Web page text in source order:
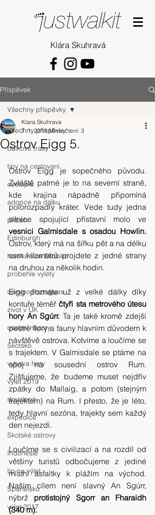
Klára Skuhravá
Příspěvek
Všechny příspěvky
dalkove trasy
tipy na cestovani
cestopis
adopce na dálku
příběh
Edinburgh
horská túra Skotsko
probehle vylety
camino Portugues
zivot v UK
osobni nazory
Skotsko
vybava hory
výlet 2019
dovolená
expedice
Skotské ostrovy
Indonésie
tip na výlet
Španělsko
výlet 2017
Všechny příspěvky
Ostrov Eigg 5.
Klara Skuhrava
7. 1. 2018 Minut čtení: 3
Ostrov Eigg je sopečného původu.
Zvláště patrné je to na severní straně,
kde krajina nápadně připomíná
polorozpadlý kráter. Vede tudy jedna
vesnici Galmisdale s osadou Howlin.
Ostrov, který má na šířku pět a na délku
osm kilometrů projdete z jedné strany
na druhou za několik hodin.
Eigg poznáte už z velké dálky díky
kontuře téměř čtyři sta metrového útesu
hory An Sgúrr. Ta je také kromě zdejší
pestré flory a fauny hlavním důvodem k
návštěvě ostrova. Kotvíme a loučíme se
s trajektem. V Galmisdale se ptáme na
spoj na sousední ostrov Rum.
Zjišťujeme, že budeme muset nejdřív
zpátky do Mallaig, a potom (stejným
trajektem) na Rum. I přesto, že je léto,
tedy hlavní sezóna, trajekty sem každý
den nejezdí.
Loučíme se s civilizací a na rozdíl od
většiny turistů odbočujeme z jediné
místní asfaltky k plážím na východ.
Naším cílem není slavný An Sgúrr,
nýbrž protistojný Sgorr an Fharaidh
(340 m).